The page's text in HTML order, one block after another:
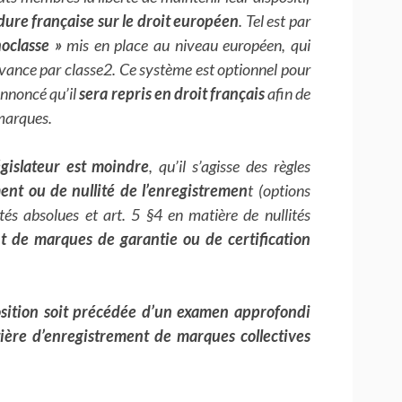
française sur le droit européen. Tel est par
»mis en place au niveau européen, qui
par classe2. Ce système est optionnel pour
qu’ilsera repris en droit françaisafin de
est moindre, qu’il s’agisse des règles
ou de nullité de l’enregistrement (options
absolues et art. 5 §4 en matière de nullités
de marques de garantie ou de certification
soit précédée d’un examen approfondi
d’enregistrement de marques collectives